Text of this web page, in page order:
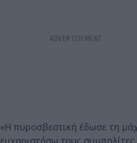
«Η πυροσβεστική έδωσε τη
ευχαριστήσω τους